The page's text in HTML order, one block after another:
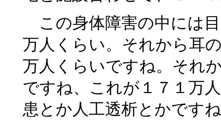
この身体障害の中には
万人くらい。それから耳
万人くらいですね。それ
ですね、これが１７１万
患とか人工透析とかです